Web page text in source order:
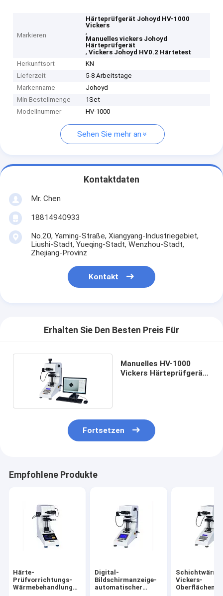
Markieren
Härteprüfgerät Johoyd HV-1000
Vickers
,
Manuelles vickers Johoyd
Härteprüfgerät
,Vickers Johoyd HV0.2 Härtetest
Herkunftsort
KN
Lieferzeit
5-8 Arbeitstage
Markenname
Johoyd
Min Bestellmenge
1Set
Modellnummer
HV-1000
Sehen Sie mehr an
Kontaktdaten
Mr. Chen
18814940933
No.20, Yaming-Straße, Xiangyang-Industriegebiet,
Liushi-Stadt, Yueqing-Stadt, Wenzhou-Stadt,
Zhejiang-Provinz
Kontakt
Erhalten Sie Den Besten Preis Für
Manuelles HV-1000
Vickers Härteprüfgerät
Fortsetzen
Empfohlene Produkte
Härte-
Prüfvorrichtungs-
Wärmebehandlung
Digital-
Bildschirmanzeige-
automatischer
Vickers-